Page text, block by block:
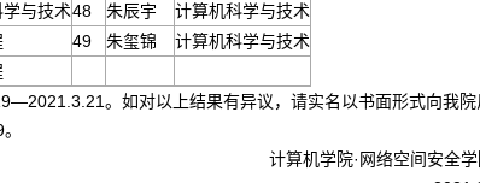
与技术48 朱辰宇
计算机科学与技术
49 朱玺锦
计算机科学与技术
。如对以上结果有异议，请实名以书面形式向我
院·网络空间安全学